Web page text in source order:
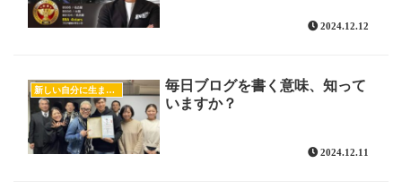
2024.12.12
新しい自分に生まれ変わるヒント
毎日ブログを書く意味、知って
いますか？
2024.12.11